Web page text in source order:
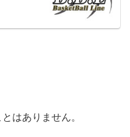
はありません。